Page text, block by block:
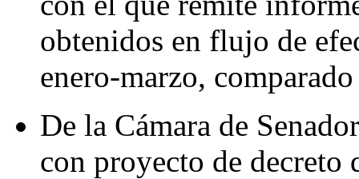
obtenidos en flujo de
enero-marzo,
De la Cámara de
con proyecto de